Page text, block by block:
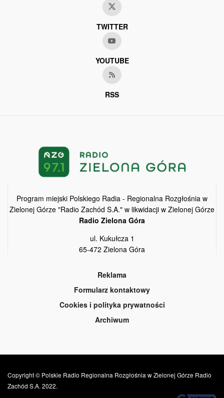
TWITTER
YOUTUBE
RSS
Program miejski Polskiego Radia - Regionalna Rozgłośnia w
Zielonej Górze "Radio Zachód S.A." w likwidacji w Zielonej Górze
Radio Zielona Góra
ul. Kukułcza 1
65-472 Zielona Góra
Reklama
Formularz kontaktowy
Cookies i polityka prywatności
Archiwum
Copyright © Polskie Radio Regionalna Rozgłośnia w Zielonej Górze Radio
Zachód S.A. 2022.